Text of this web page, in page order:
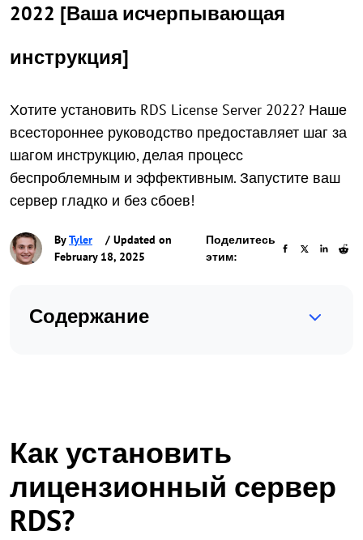
2022 [Ваша исчерпывающая
инструкция]
Хотите установить RDS License Server 2022? Наше
всестороннее руководство предоставляет шаг за
шагом инструкцию, делая процесс
беспроблемным и эффективным. Запустите ваш
сервер гладко и без сбоев!
ByTyler
/ Updated on
February 18, 2025
Поделитесь
этим:
Содержание
Как установить
лицензионный сервер
RDS?